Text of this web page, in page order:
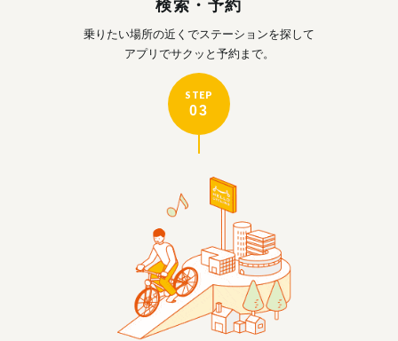
検索・予約
乗りたい場所の近くでステーションを探して
アプリでサクッと予約まで。
STEP
03